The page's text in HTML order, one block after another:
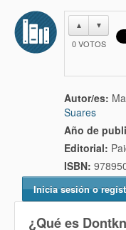
▲ ▼
0VOTOS
Autor/es:
Suares
Año de
Editorial:
ISBN:
Inicia sesión o
¿Qué es